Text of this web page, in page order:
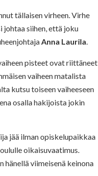
tällaisen virheen. Virhe
johtaa siihen, että joku
Anna Laurila
pisteet ovat riittäneet
vaiheen matalista
kutsu toiseen vaiheeseen
osalla hakijoista jokin
jää ilman opiskelupaikkaa
oikaisuvaatimus.
viimeisenä keinona